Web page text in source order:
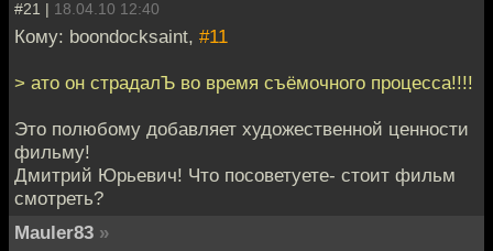
#21 | 18.04.10 12:40
Кому: boondocksaint, #11
> ато он страдалЪ во время съёмочного процесса!!!!
Это полюбому добавляет художественной ценности
фильму!
Дмитрий Юрьевич! Что посоветуете- стоит фильм
смотреть?
Mauler83 »